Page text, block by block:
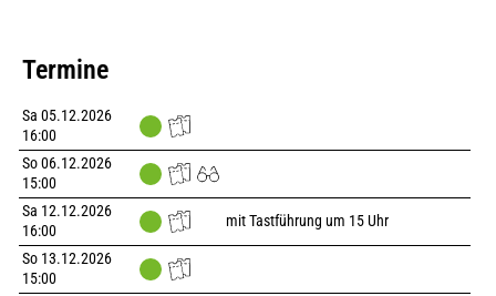
Termine
Sa 05.12.2026
16:00
Karten
verfügbar
Tickets
So06.12.2026
15:00
Karten
verfügbar
TicketsUnser
Angebot
für
Großeltern
Sa 12.12.2026
16:00
Karten
verfügbar
Tickets
mit Tastführung um 15 Uhr
So 13.12.2026
15:00
Karten
verfügbar
Tickets